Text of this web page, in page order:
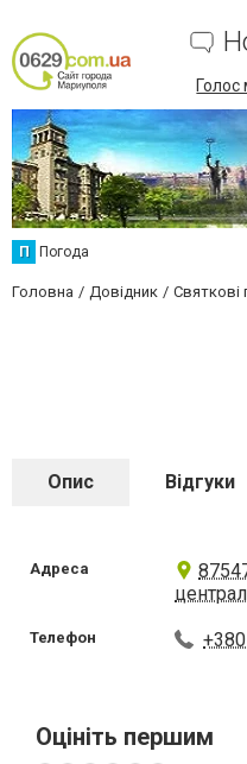
Голос
П Погода
Головна Довідник Святкові
Опис Відгуки
Адреса
Телефон
Оцініть першим